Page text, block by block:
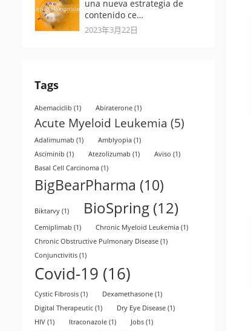
una nueva estrategia de
contenido ce…
2023年3月22日
Tags
Abemaciclib (1) Abiraterone (1)
Acute Myeloid Leukemia (5)
Adalimumab (1) Amblyopia (1)
Asciminib (1) Atezolizumab (1) Aviso (1)
Basal Cell Carcinoma (1)
BigBearPharma (10)
Biktarvy (1) BioSpring (12)
Cemiplimab (1) Chronic Myeloid Leukemia (1)
Chronic Obstructive Pulmonary Disease (1)
Conjunctivitis (1)
Covid-19 (16)
Cystic Fibrosis (1) Dexamethasone (1)
Digital Therapeutic (1) Dry Eye Disease (1)
HIV (1) Itraconazole (1) Jobs (1)